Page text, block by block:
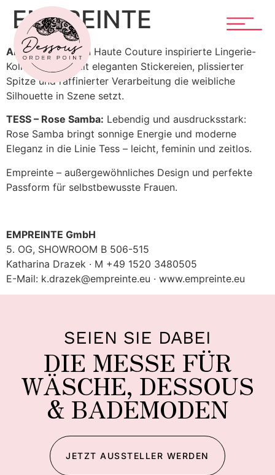
EMPREINTE
AMOUR:Eine von Haute Couture inspirierte Lingerie-
Kollektion, die mit eleganten Stickereien, plissierter
Spitze und raffinierter Verarbeitung die weibliche
Silhouette in Szene setzt.
TESS – Rose Samba: Lebendig und ausdrucksstark:
Rose Samba bringt sonnige Energie und moderne
Eleganz in die Linie Tess – leicht, feminin und zeitlos.
Empreinte – außergewöhnliches Design und perfekte
Passform für selbstbewusste Frauen.
EMPREINTE GmbH
5. OG, SHOWROOM B 506-515
Katharina Drazek · M +49 1520 3480505
E-Mail: k.drazek@empreinte.eu · www.empreinte.eu
SEIEN SIE DABEI
DIE MESSE FÜR
WÄSCHE, DESSOUS
& BADEMODEN
JETZT AUSSTELLER WERDEN